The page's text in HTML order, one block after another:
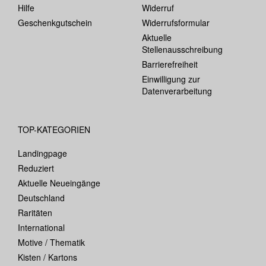
Hilfe
Geschenkgutschein
Widerruf
Widerrufsformular
Aktuelle
Stellenausschreibung
Barrierefreiheit
Einwilligung zur
Datenverarbeitung
TOP-KATEGORIEN
Landingpage
Reduziert
Aktuelle Neueingänge
Deutschland
Raritäten
International
Motive / Thematik
Kisten / Kartons